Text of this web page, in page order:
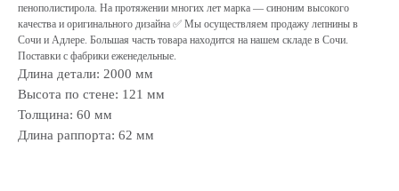
пенополистирола. На протяжении многих лет марка — cиноним высокого
качества и оригинального дизайна ✅ Мы осуществляем продажу лепнины в
Сочи и Адлере. Большая часть товара находится на нашем складе в Сочи.
Поставки с фабрики еженедельные.
Длина детали: 2000 мм
Высота по стене: 121 мм
Толщина: 60 мм
Длина раппорта: 62 мм